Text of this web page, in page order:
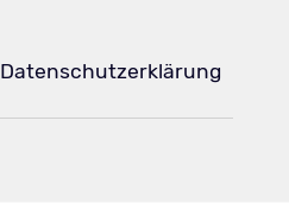
Datenschutzerklärung